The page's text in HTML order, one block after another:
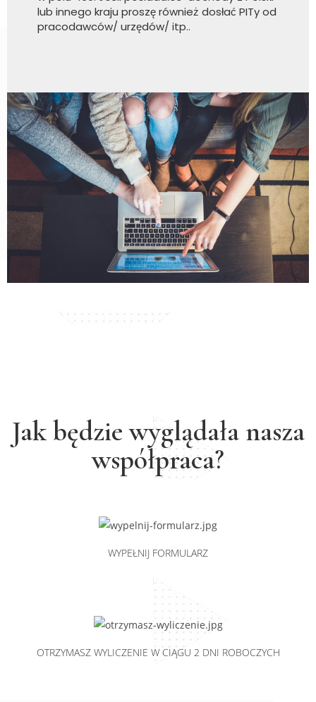
lub innego kraju proszę również dosłać PITy od
pracodawców/ urzędów/ itp..
Jak będzie wyglądała nasza
współpraca?
WYPEŁNIJ FORMULARZ
OTRZYMASZ WYLICZENIE W CIĄGU 2 DNI ROBOCZYCH